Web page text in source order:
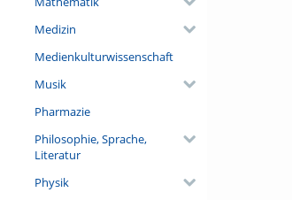
Medizin
Medienkulturwissenschaft
Musik
Pharmazie
Philosophie, Sprache,
Literatur
Physik